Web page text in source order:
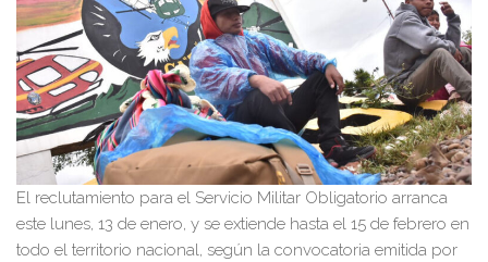
El reclutamiento para el Servicio Militar Obligatorio arranca
este lunes, 13 de enero, y se extiende hasta el 15 de febrero en
todo el territorio nacional, según la convocatoria emitida por